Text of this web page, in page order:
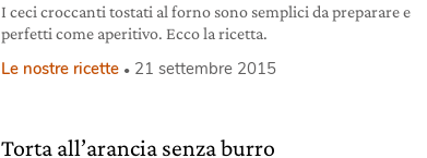
I ceci croccanti tostati al forno sono semplici da preparare e
perfetti come aperitivo. Ecco la ricetta.
Le nostre ricette 21 settembre 2015
Torta all’arancia senza burro